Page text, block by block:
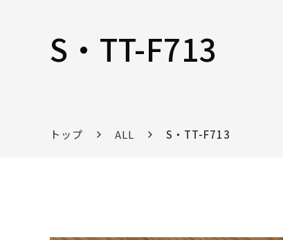
S・TT-F713
トップ ALL S・TT-F713